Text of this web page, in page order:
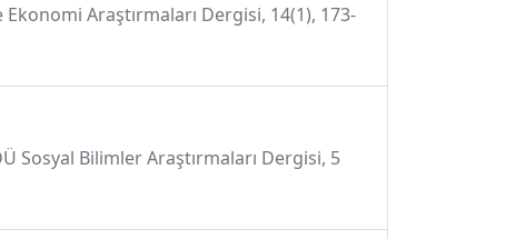
Ekonomi Araştırmaları Dergisi, 14(1), 173-
Sosyal Bilimler Araştırmaları Dergisi, 5